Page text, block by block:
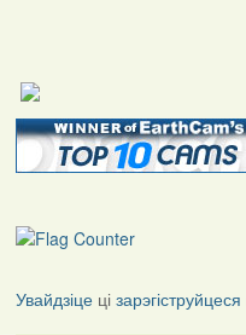
Увайдзіцеці зарэгіструйцеся